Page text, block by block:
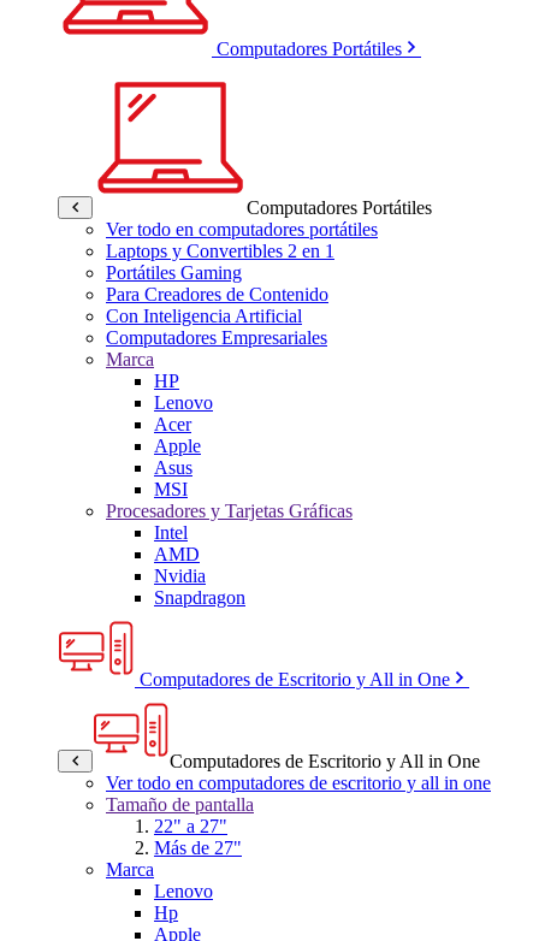
Computadores Portátiles
Computadores Portátiles
Ver todo en computadores portátiles
Laptops y Convertibles 2 en 1
Portátiles Gaming
Para Creadores de Contenido
Con Inteligencia Artificial
Computadores Empresariales
Marca
HP
Lenovo
Acer
Apple
Asus
MSI
Procesadores y Tarjetas Gráficas
Intel
AMD
Nvidia
Snapdragon
Computadores de Escritorio y All in One
Computadores de Escritorio y All in One
Ver todo en computadores de escritorio y all in one
Tamaño de pantalla
22" a 27"
Más de 27"
Marca
Lenovo
Hp
Apple